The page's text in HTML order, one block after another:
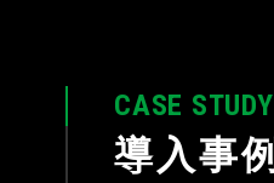
CASE STUDY
導入事例